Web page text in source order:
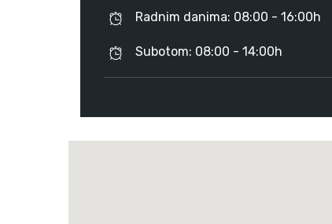
Radnim danima: 08:00 - 16:00h
Subotom: 08:00 - 14:00h